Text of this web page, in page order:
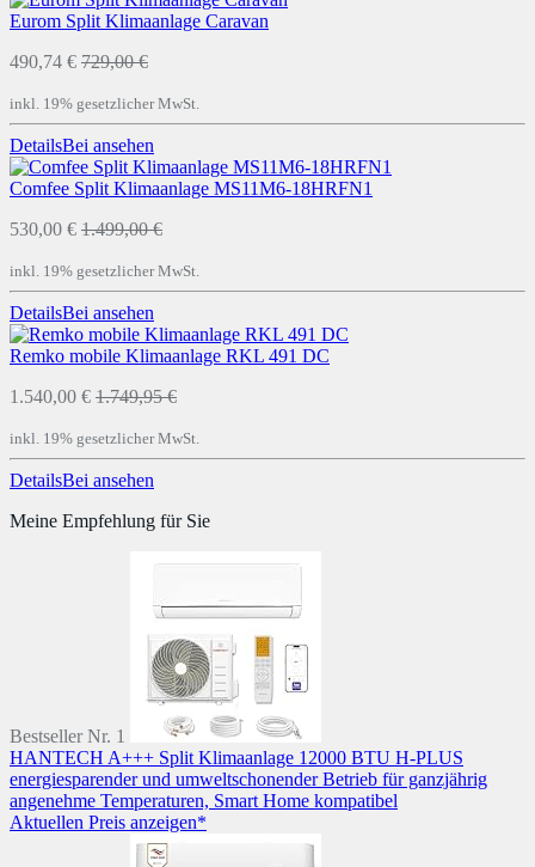
Eurom Split Klimaanlage Caravan
490,74 € 729,00 €
inkl. 19% gesetzlicher MwSt.
DetailsBei ansehen
Comfee Split Klimaanlage MS11M6-18HRFN1
530,00 € 1.499,00 €
inkl. 19% gesetzlicher MwSt.
DetailsBei ansehen
Remko mobile Klimaanlage RKL 491 DC
1.540,00 € 1.749,95 €
inkl. 19% gesetzlicher MwSt.
DetailsBei ansehen
Meine Empfehlung für Sie
Bestseller Nr. 1
HANTECH A+++ Split Klimaanlage 12000 BTU H-PLUS
energiesparender und umweltschonender Betrieb für ganzjährig
angenehme Temperaturen, Smart Home kompatibel
Aktuellen Preis anzeigen*